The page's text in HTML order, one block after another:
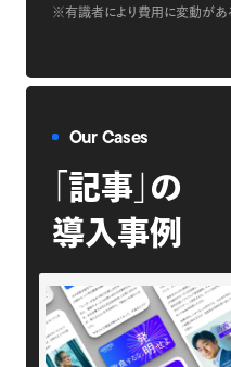
※有識者により費用に変動があ
Our Cases
「記事」の
導入事例